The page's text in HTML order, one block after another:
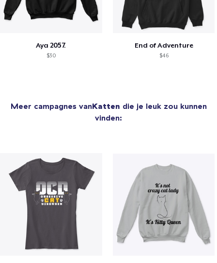
Aya 2057.
$30
End of Adventure
$46
Meer campagnes vanKatten die je leuk zou kunnen
vinden: